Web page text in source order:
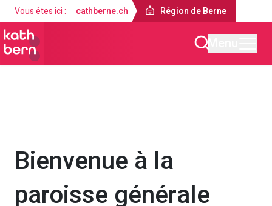
Vous êtes ici : cathberne.ch Région de Berne
Bienvenue à la
paroisse générale